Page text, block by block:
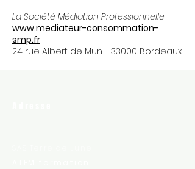
La Société Médiation Professionnelle
www.mediateur-consommation-
smp.fr
24 rue Albert de Mun - 33000 Bordeaux